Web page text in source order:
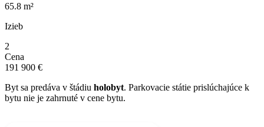
65.8 m²
Izieb
2
Cena
191 900 €
Byt sa predáva v štádiu holobyt. Parkovacie státie prislúchajúce k
bytu nie je zahrnuté v cene bytu.